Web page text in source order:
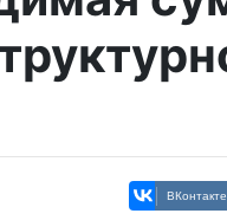
ВКонтакте